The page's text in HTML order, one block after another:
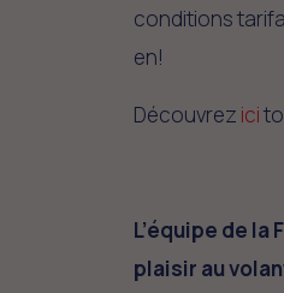
conditions
en!
Découvrez ici
L’équipe de la
plaisir au